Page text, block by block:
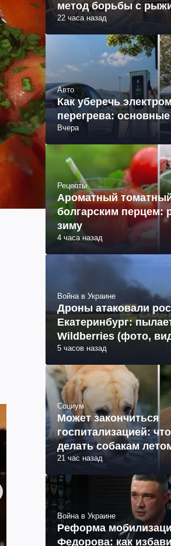
метод борьбы с
22 часа назад
Авто
Как уберечь
перегрева:
Вчера
Рецепты
Ароматный
болгарским перцем:
зиму
4 часа назад
Война в Украине
Дроны атаковали
Екатеринбург:
Wildberries (фото,
5 часов назад
Социум
Может закончиться
госпитализацией:
делать собакам
21 час назад
Война в Украине
Реформа
Федорова: как